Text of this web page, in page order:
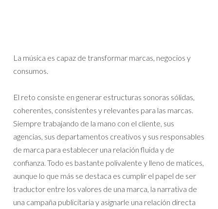
La música es capaz de transformar marcas, negocios y
consumos.
El reto consiste en generar estructuras sonoras sólidas,
coherentes, consistentes y relevantes para las marcas.
Siempre trabajando de la mano con el cliente, sus
agencias, sus departamentos creativos y sus responsables
de marca para establecer una relación fluida y de
confianza. Todo es bastante polivalente y lleno de matices,
aunque lo que más se destaca es cumplir el papel de ser
traductor entre los valores de una marca, la narrativa de
una campaña publicitaria y asignarle una relación directa